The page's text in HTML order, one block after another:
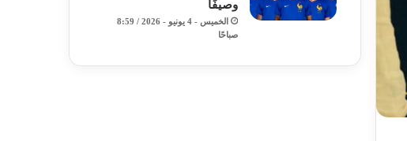
وصيفًا
الخميس - 4 يونيو - 2026 / 8:59
صباحًا